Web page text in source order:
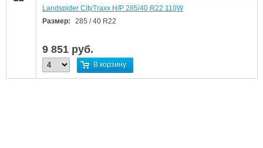
Landspider CityTraxx H/P 285/40 R22 110W
Размер:
285 / 40 R22
9 851 руб.
В корзину